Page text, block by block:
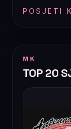
POSJETI
MK
TOP 20